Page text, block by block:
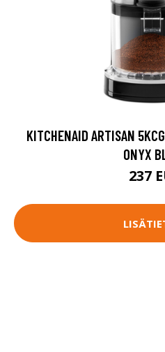
KITCHENAID ARTISAN
ONYX
237